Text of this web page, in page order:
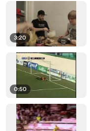
3:20
0:50